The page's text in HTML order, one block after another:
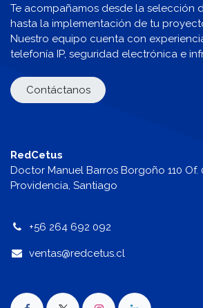
Te acompañamos desde la selección
hasta la implementación de tu
Nuestro equipo cuenta con
telefonía IP, seguridad electrónica e
Contáctanos
RedCetus
Doctor Manuel Barros Borgoño 110 Of.
Providencia, Santiago
+56 264 692 092
ventas@redcetus.cl